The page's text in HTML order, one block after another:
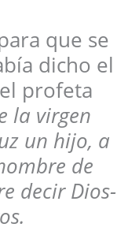
que se
dicho el
profeta
la virgen
un hijo, a
de
decir Dios-